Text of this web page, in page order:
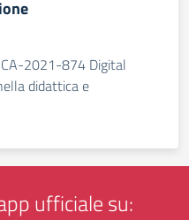
CA-2021-874 Digital
didattica e
ufficiale su: